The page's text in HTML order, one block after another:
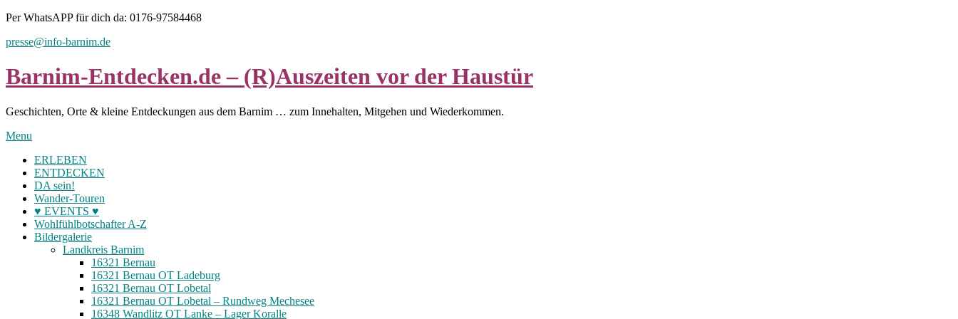
Skip
content
Per WhatsAPP für dich da: 0176-97584468
presse@info-barnim.de
Barnim-Entdecken.de – (R)Auszeiten vor der Haustür
Geschichten, Orte & kleine Entdeckungen aus dem Barnim … zum Innehalten, Mitgehen und Wiederkommen.
Menu
ERLEBEN
ENTDECKEN
DA sein!
Wander-Touren
♥ EVENTS ♥
Wohlfühlbotschafter A-Z
Bildergalerie
Landkreis Barnim
16321 Bernau
16321 Bernau OT Ladeburg
16321 Bernau OT Lobetal
16321 Bernau OT Lobetal – Rundweg Mechesee
16348 Wandlitz OT Lanke – Lager Koralle